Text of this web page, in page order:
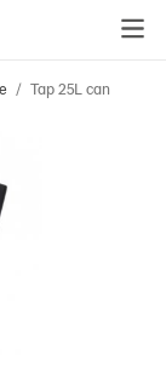
/ Tap 25L can